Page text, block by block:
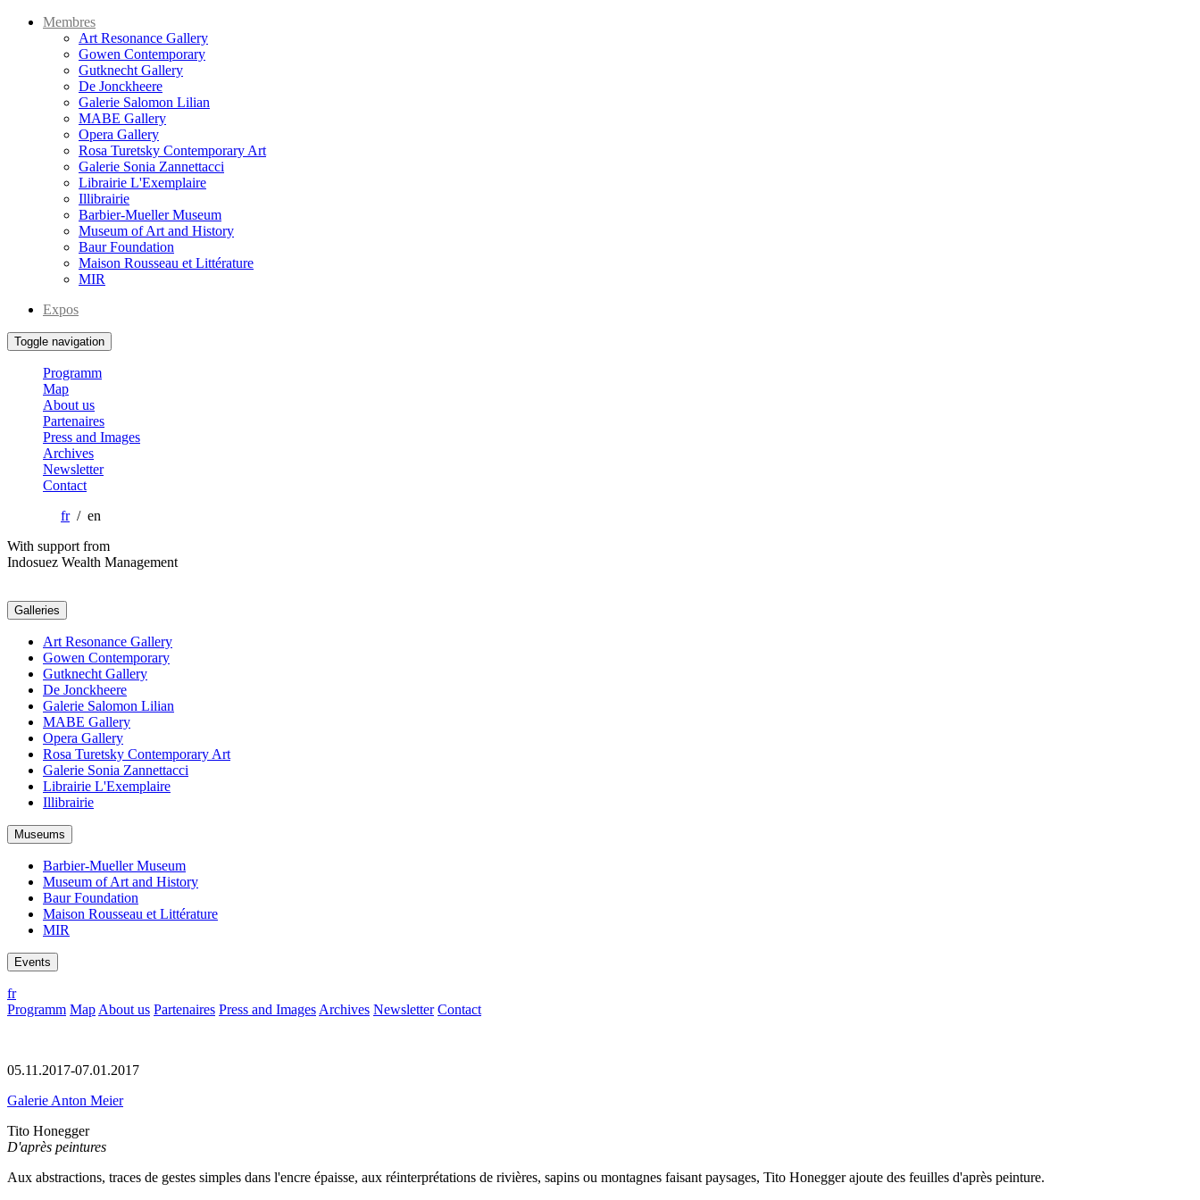
Membres
Art Resonance Gallery
Gowen Contemporary
Gutknecht Gallery
De Jonckheere
Galerie Salomon Lilian
MABE Gallery
Opera Gallery
Rosa Turetsky Contemporary Art
Galerie Sonia Zannettacci
Librairie L'Exemplaire
Illibrairie
Barbier-Mueller Museum
Museum of Art and History
Baur Foundation
Maison Rousseau et Littérature
MIR
Expos
Toggle navigation
Programm
Map
About us
Partenaires
Press and Images
Archives
Newsletter
Contact
fr/ en
With support from
Indosuez Wealth Management
Galleries
Art Resonance Gallery
Gowen Contemporary
Gutknecht Gallery
De Jonckheere
Galerie Salomon Lilian
MABE Gallery
Opera Gallery
Rosa Turetsky Contemporary Art
Galerie Sonia Zannettacci
Librairie L'Exemplaire
Illibrairie
Museums
Barbier-Mueller Museum
Museum of Art and History
Baur Foundation
Maison Rousseau et Littérature
MIR
Events
fr
Programm Map About us Partenaires Press and Images Archives Newsletter Contact
05.11.2017-07.01.2017
Galerie Anton Meier
Tito Honegger
D'après peintures
Aux abstractions, traces de gestes simples dans l'encre épaisse, aux réinterprétations de rivières, sapins ou montagnes faisant paysages, Tito Honegger ajoute des feuilles d'après peinture.